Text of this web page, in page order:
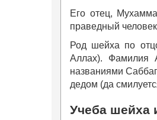
Его отец,
праведный
Род шейха по
Аллах). Фамилия
названиями
дедом (да
Учеба шейха